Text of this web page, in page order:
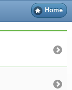
Home